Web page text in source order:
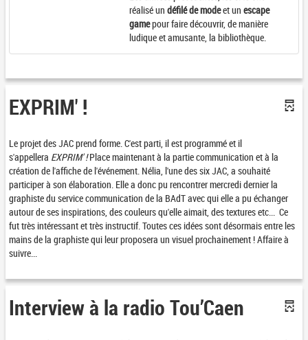
réalisé un défilé de modeet un escape
gamepour faire découvrir, de manière
ludique et amusante, la bibliothèque.
EXPRIM' !
Le projet des JAC prend forme. C'est parti, il est programmé et il
s'appellera EXPRIM' !Place maintenant à la partie communication et à la
création de l'affiche de l'événement. Nélia, l'une des six JAC, a souhaité
participer à son élaboration. Elle a donc pu rencontrer mercredi dernier la
graphiste du service communication de la BAdT avec qui elle a pu échanger
autour de ses inspirations, des couleurs qu'elle aimait, des textures etc... Ce
fut très intéressant et très instructif. Toutes ces idées sont désormais entre les
mains de la graphiste qui leur proposera un visuel prochainement ! Affaire à
suivre...
Interview à la radio Tou’Caen